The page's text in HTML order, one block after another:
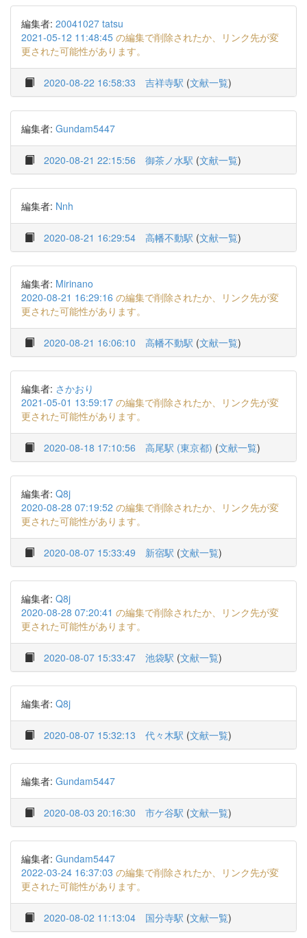
編集者: 20041027 tatsu
2021-05-12 11:48:45 の編集で削除されたか、リンク先が変
更された可能性があります。
2020-08-22 16:58:33 吉祥寺駅 (文献一覧)
編集者: Gundam5447
2020-08-21 22:15:56 御茶ノ水駅 (文献一覧)
編集者: Nnh
2020-08-21 16:29:54 高幡不動駅 (文献一覧)
編集者: Mirinano
2020-08-21 16:29:16 の編集で削除されたか、リンク先が変
更された可能性があります。
2020-08-21 16:06:10 高幡不動駅 (文献一覧)
編集者: さかおり
2021-05-01 13:59:17 の編集で削除されたか、リンク先が変
更された可能性があります。
2020-08-18 17:10:56 高尾駅 (東京都) (文献一覧)
編集者: Q8j
2020-08-28 07:19:52 の編集で削除されたか、リンク先が変
更された可能性があります。
2020-08-07 15:33:49 新宿駅 (文献一覧)
編集者: Q8j
2020-08-28 07:20:41 の編集で削除されたか、リンク先が変
更された可能性があります。
2020-08-07 15:33:47 池袋駅 (文献一覧)
編集者: Q8j
2020-08-07 15:32:13 代々木駅 (文献一覧)
編集者: Gundam5447
2020-08-03 20:16:30 市ケ谷駅 (文献一覧)
編集者: Gundam5447
2022-03-24 16:37:03 の編集で削除されたか、リンク先が変
更された可能性があります。
2020-08-02 11:13:04 国分寺駅 (文献一覧)